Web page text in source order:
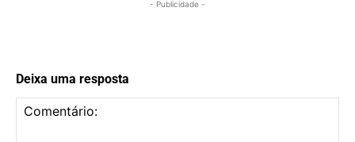
- Publicidade -
Deixa uma resposta